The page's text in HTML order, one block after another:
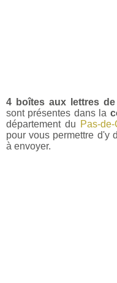
4 boîtes aux lettres
sont présentes dans la
département du Pas-
pour vous permettre d'y
à envoyer.